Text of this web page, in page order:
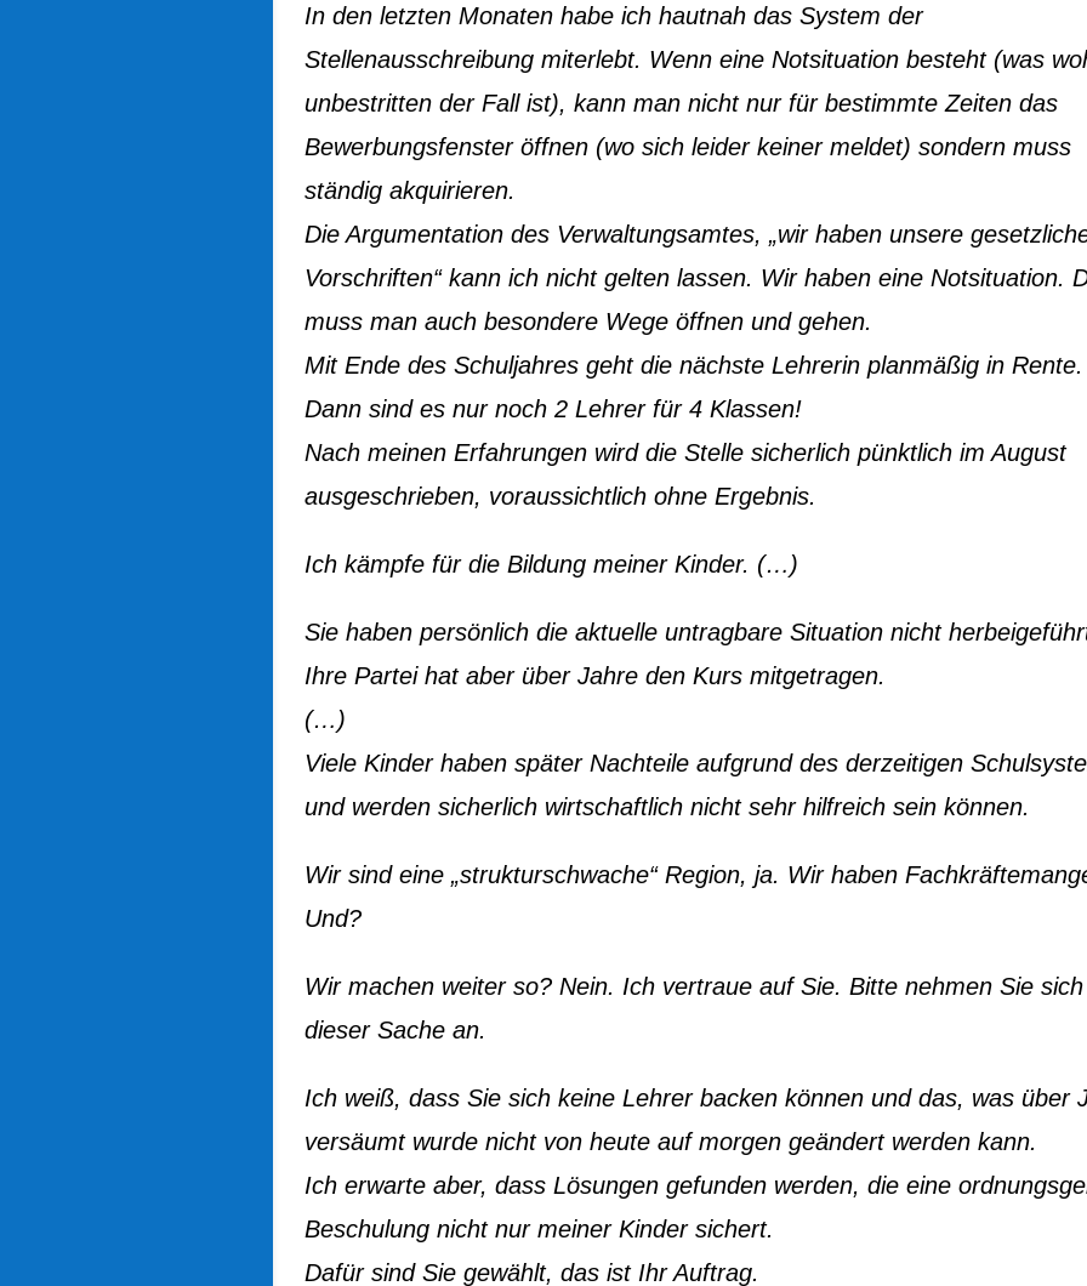
In den letzten Monaten habe ich hautnah das System der
Stellenausschreibung miterlebt. Wenn eine Notsituation besteht (was
unbestritten der Fall ist), kann man nicht nur für bestimmte Zeiten das
Bewerbungsfenster öffnen (wo sich leider keiner meldet) sondern muss
ständig akquirieren.
Die Argumentation des Verwaltungsamtes, „wir haben unsere
Vorschriften“ kann ich nicht gelten lassen. Wir haben eine Notsituation.
muss man auch besondere Wege öffnen und gehen.
Mit Ende des Schuljahres geht die nächste Lehrerin planmäßig in Rente.
Dann sind es nur noch 2 Lehrer für 4 Klassen!
Nach meinen Erfahrungen wird die Stelle sicherlich pünktlich im August
ausgeschrieben, voraussichtlich ohne Ergebnis.
Ich kämpfe für die Bildung meiner Kinder. (…)
Sie haben persönlich die aktuelle untragbare Situation nicht
Ihre Partei hat aber über Jahre den Kurs mitgetragen.
(…)
Viele Kinder haben später Nachteile aufgrund des derzeitigen
und werden sicherlich wirtschaftlich nicht sehr hilfreich sein können.
Wir sind eine „strukturschwache“ Region, ja. Wir haben
Und?
Wir machen weiter so? Nein. Ich vertraue auf Sie. Bitte nehmen Sie sich
dieser Sache an.
Ich weiß, dass Sie sich keine Lehrer backen können und das, was über
versäumt wurde nicht von heute auf morgen geändert werden kann.
Ich erwarte aber, dass Lösungen gefunden werden, die eine
Beschulung nicht nur meiner Kinder sichert.
Dafür sind Sie gewählt, das ist Ihr Auftrag.